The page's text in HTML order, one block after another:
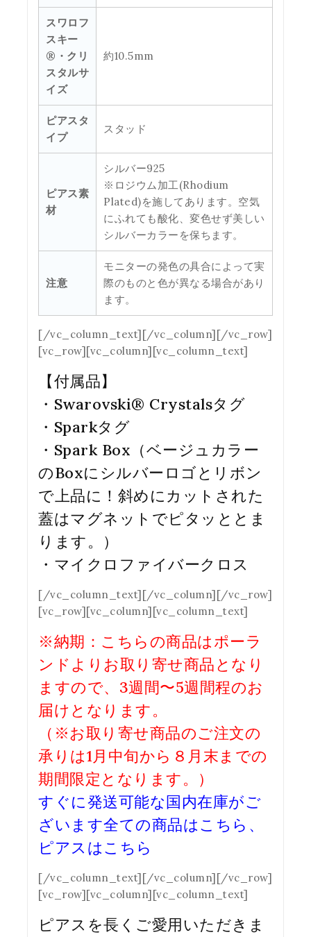
スワロフ
スキー
®・クリ
スタルサ
イズ
約10.5mm
ピアスタ
イプ
スタッド
ピアス素
材
シルバー925
※ロジウム加工(Rhodium
Plated)を施してあります。空気
にふれても酸化、変色せず美しい
シルバーカラーを保ちます。
注意
モニターの発色の具合によって実
際のものと色が異なる場合があり
ます。
[/vc_column_text][/vc_column][/vc_row]
[vc_row][vc_column][vc_column_text]
【付属品】
・Swarovski® Crystalsタグ
・Sparkタグ
・Spark Box（ベージュカラー
のBoxにシルバーロゴとリボン
で上品に！斜めにカットされた
蓋はマグネットでピタッととま
ります。）
・マイクロファイバークロス
[/vc_column_text][/vc_column][/vc_row]
[vc_row][vc_column][vc_column_text]
※納期：こちらの商品はポーラ
ンドよりお取り寄せ商品となり
ますので、3週間〜5週間程のお
届けとなります。
（※お取り寄せ商品のご注文の
承りは1月中旬から８月末までの
期間限定となります。）
すぐに発送可能な国内在庫がご
ざいます全ての商品はこちら 、
ピアスはこちら
[/vc_column_text][/vc_column][/vc_row]
[vc_row][vc_column][vc_column_text]
ピアスを長くご愛用いただきま